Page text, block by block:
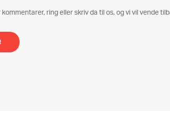
kommentarer, ring eller skriv da til os, og vi vil vende